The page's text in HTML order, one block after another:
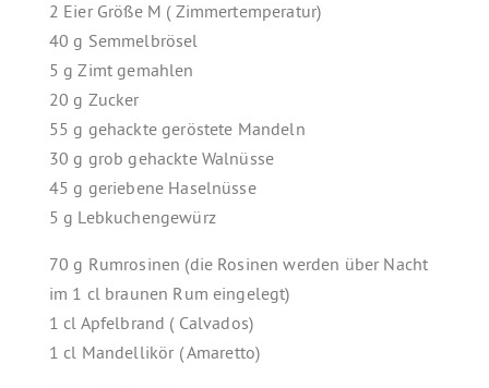
2 Eier Größe M ( Zimmertemperatur)
40 g Semmelbrösel
5 g Zimt gemahlen
20 g Zucker
55 g gehackte geröstete Mandeln
30 g grob gehackte Walnüsse
45 g geriebene Haselnüsse
5 g Lebkuchengewürz
70 g Rumrosinen (die Rosinen werden über Nacht
im 1 cl braunen Rum eingelegt)
1 cl Apfelbrand ( Calvados)
1 cl Mandellikör ( Amaretto)